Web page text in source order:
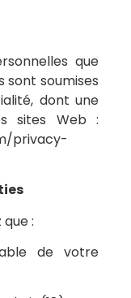
que
sont soumises
dont une
sites Web :
privacy-
:
de votre